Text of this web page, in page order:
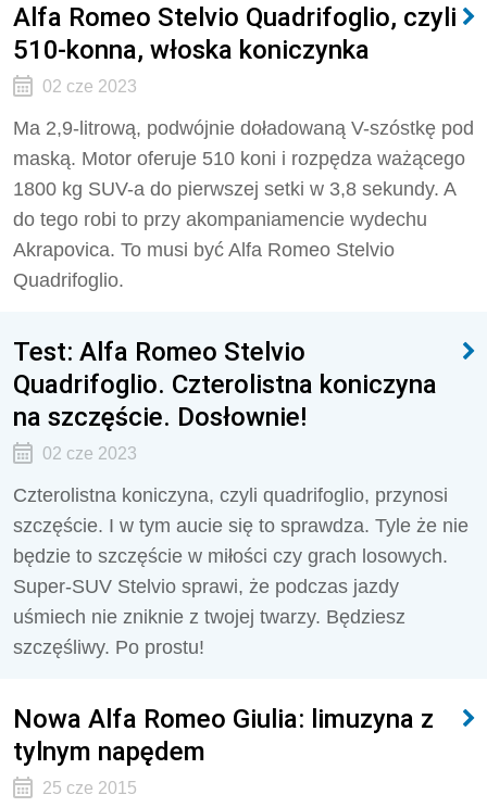
Alfa Romeo Stelvio Quadrifoglio, czyli
510-konna, włoska koniczynka
02 cze 2023
Ma 2,9-litrową, podwójnie doładowaną V-szóstkę pod
maską. Motor oferuje 510 koni i rozpędza ważącego
1800 kg SUV-a do pierwszej setki w 3,8 sekundy. A
do tego robi to przy akompaniamencie wydechu
Akrapovica. To musi być Alfa Romeo Stelvio
Quadrifoglio.
Test: Alfa Romeo Stelvio
Quadrifoglio. Czterolistna koniczyna
na szczęście. Dosłownie!
02 cze 2023
Czterolistna koniczyna, czyli quadrifoglio, przynosi
szczęście. I w tym aucie się to sprawdza. Tyle że nie
będzie to szczęście w miłości czy grach losowych.
Super-SUV Stelvio sprawi, że podczas jazdy
uśmiech nie zniknie z twojej twarzy. Będziesz
szczęśliwy. Po prostu!
Nowa Alfa Romeo Giulia: limuzyna z
tylnym napędem
25 cze 2015